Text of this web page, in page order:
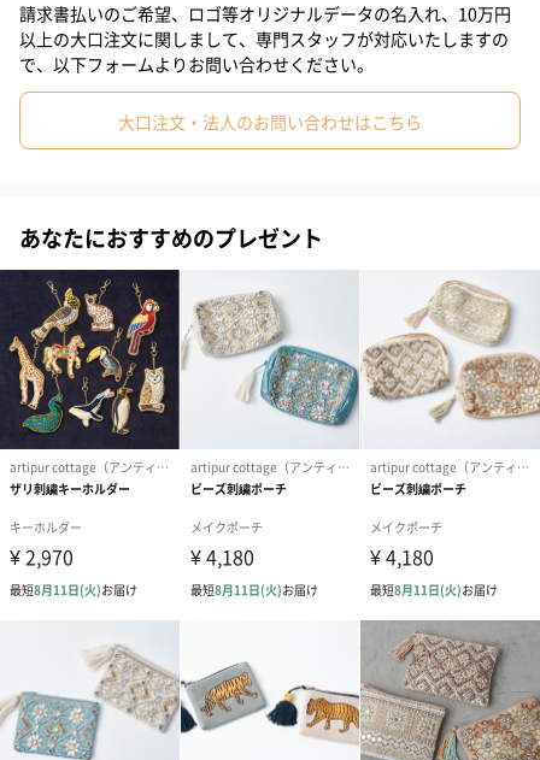
ブロックプリント調のスクリーンプリントを凹凸のあるラフな素
材感のスラブ生地にプリントして作った、ファブリックシリーズ
柄を組み合わせアクセントのあるデザイン。
かわいい丸い形もポイントです。
ご使用イメージ
選べるデザイン
ブルー
グレー
贈り物にも
請求書払いのご希望、ロゴ等オリジナルデータの名入れ、10万円
以上の大口注文に関しまして、専門スタッフが対応いたしますの
で、以下フォームよりお問い合わせください。
大口注文・法人のお問い合わせはこちら
あなたにおすすめのプレゼント